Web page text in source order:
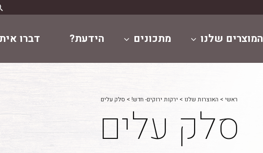
המוצרים שלנו מתכונים הידעת? דברו
ראשי > האוצרות שלנו > ירקות ירוקים- חדש! > סלק עלים
סלק עלים